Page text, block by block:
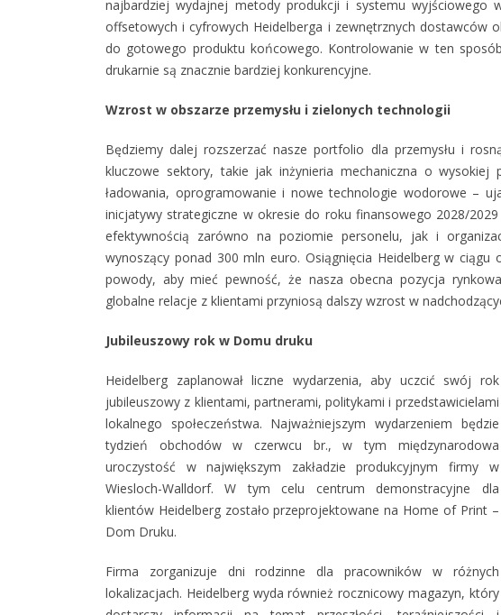
najbardziej wydajnej metody produkcji i systemu wyjściowego
offsetowych i cyfrowych Heidelberga i zewnętrznych dostawców
do gotowego produktu końcowego. Kontrolowanie w ten
drukarnie są znacznie bardziej konkurencyjne.
Wzrost w obszarze przemysłu i zielonych technologii
Będziemy dalej rozszerzać nasze portfolio dla przemysłu i
kluczowe sektory, takie jak inżynieria mechaniczna o wysokiej
ładowania, oprogramowanie i nowe technologie wodorowe –
inicjatywy strategiczne w okresie do roku finansowego 2028/
efektywnością zarówno na poziomie personelu, jak i
wynoszący ponad 300 mln euro. Osiągnięcia Heidelberg w
powody, aby mieć pewność, że nasza obecna pozycja
globalne relacje z klientami przyniosą dalszy wzrost w
Jubileuszowy rok w Domu druku
Heidelberg zaplanował liczne wydarzenia, aby uczcić swój rok
jubileuszowy z klientami, partnerami, politykami i przedstawicielami
lokalnego społeczeństwa. Najważniejszym wydarzeniem będzie
tydzień obchodów w czerwcu br., w tym międzynarodowa
uroczystość w największym zakładzie produkcyjnym firmy w
Wiesloch-Walldorf. W tym celu centrum demonstracyjne dla
klientów Heidelberg zostało przeprojektowane na Home of Print –
Dom Druku.
Firma zorganizuje dni rodzinne dla pracowników w różnych
lokalizacjach. Heidelberg wyda również rocznicowy magazyn, który